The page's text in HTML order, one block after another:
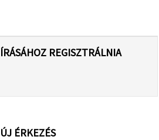
REGISZTRÁLNIA
ÚJ ÉRKEZÉS